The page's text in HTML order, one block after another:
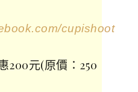
cupishoot
200元(原價：250